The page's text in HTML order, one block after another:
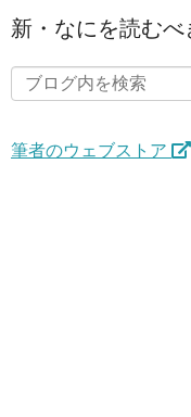
新・なにを読むべ
筆者のウェブストア